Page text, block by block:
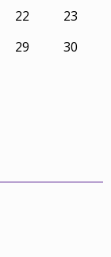
22
23
29
30